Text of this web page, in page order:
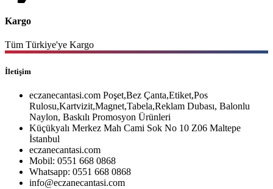
Kargo
Tüm Türkiye'ye Kargo
İletişim
eczanecantasi.com Poşet,Bez Çanta,Etiket,Pos
Rulosu,Kartvizit,Magnet,Tabela,Reklam Dubası, Balonlu
Naylon, Baskılı Promosyon Ürünleri
Küçükyalı Merkez Mah Cami Sok No 10 Z06 Maltepe
İstanbul
eczanecantasi.com
Mobil: 0551 668 0868
Whatsapp: 0551 668 0868
info@eczanecantasi.com